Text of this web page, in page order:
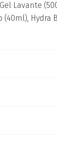
Lavante
(40ml), Hydra